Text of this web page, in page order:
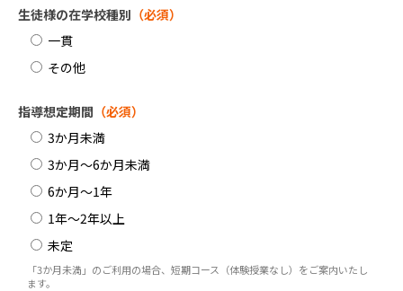
生徒様の在学校種別 （必須）
一貫
その他
指導想定期間 （必須）
3か月未満
3か月～6か月未満
6か月～1年
1年～2年以上
未定
「3か月未満」のご利用の場合、短期コース（体験授業なし）をご案内いたし
ます。